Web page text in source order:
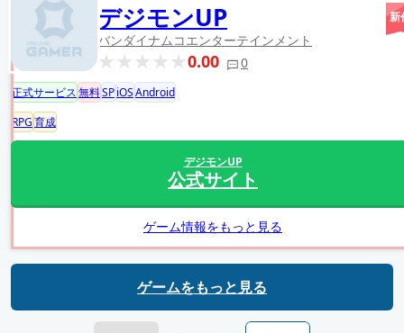
デジモンUP
バンダイナムコエンターテインメント
0.00 0
新
正式サービス無料SPiOSAndroid
RPG育成
デジモンUP
公式サイト
ゲーム情報をもっと見る
ゲームをもっと見る